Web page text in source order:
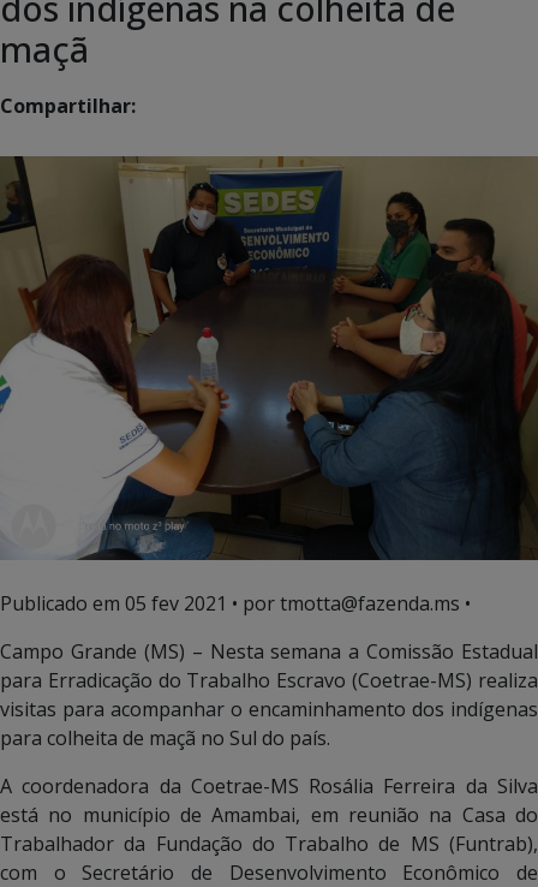
maçã
Compartilhar:
Publicado em 05 fev 2021 • por tmotta@fazenda.ms •
Campo Grande (MS) – Nesta semana a Comissão Estadual
para Erradicação do Trabalho Escravo (Coetrae-MS) realiza
visitas para acompanhar o encaminhamento dos indígenas
para colheita de maçã no Sul do país.
A coordenadora da Coetrae-MS Rosália Ferreira da Silva
está no município de Amambai, em reunião na Casa do
Trabalhador da Fundação do Trabalho de MS (Funtrab),
com o Secretário de Desenvolvimento Econômico de